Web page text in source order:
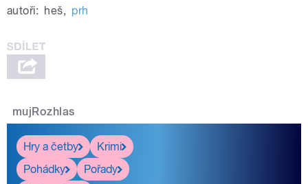
autoři: heš, prh
mujRozhlas
Hry a četby
Krimi
Pohádky
Pořady